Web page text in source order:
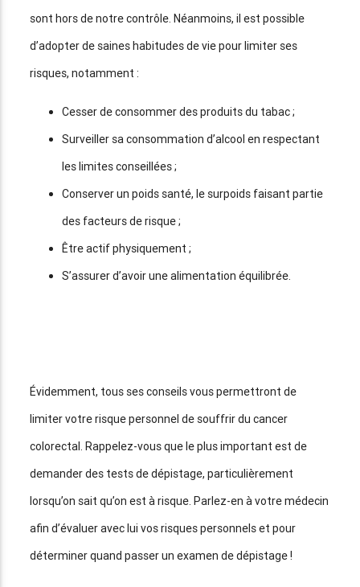
sont hors de notre contrôle. Néanmoins, il est possible
d’adopter de saines habitudes de vie pour limiter ses
risques, notamment :
Cesser de consommer des produits du tabac ;
Surveiller sa consommation d’alcool en respectant
les limites conseillées ;
Conserver un poids santé, le surpoids faisant partie
des facteurs de risque ;
Être actif physiquement ;
S’assurer d’avoir une alimentation équilibrée.
Évidemment, tous ses conseils vous permettront de
limiter votre risque personnel de souffrir du cancer
colorectal. Rappelez-vous que le plus important est de
demander des tests de dépistage, particulièrement
lorsqu’on sait qu’on est à risque. Parlez-en à votre médecin
afin d’évaluer avec lui vos risques personnels et pour
déterminer quand passer un examen de dépistage !